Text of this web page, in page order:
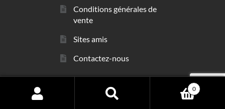
Conditions générales de
vente
Sites amis
Contactez-nous
© sarl Les Minéraux 2006 - 2026
Search
0